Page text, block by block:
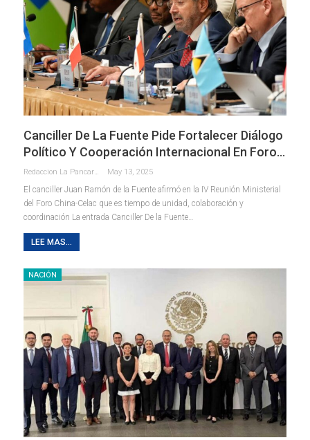
Canciller De La Fuente Pide Fortalecer Diálogo
Político Y Cooperación Internacional En Foro…
Redaccion La Pancarta De Quintana Roo May 13, 2025
El canciller Juan Ramón de la Fuente afirmó en la IV Reunión Ministerial
del Foro China-Celac que es tiempo de unidad, colaboración y
coordinación La entrada Canciller De la Fuente…
LEE MAS...
NACIÓN